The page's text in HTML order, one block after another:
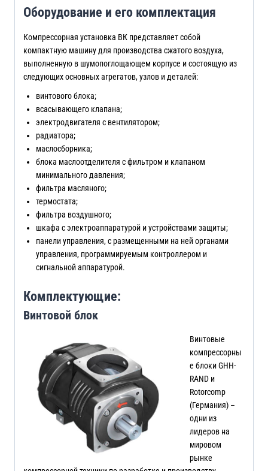
Оборудование и его комплектация
Компрессорная установка ВК представляет собой
компактную машину для производства сжатого воздуха,
выполненную в шумопоглощающем корпусе и состоящую из
следующих основных агрегатов, узлов и деталей:
винтового блока;
всасывающего клапана;
электродвигателя с вентилятором;
радиатора;
маслосборника;
блока маслоотделителя с фильтром и клапаном
минимального давления;
фильтра масляного;
термостата;
фильтра воздушного;
шкафа с электроаппаратурой и устройствами защиты;
панели управления, с размещенными на ней органами
управления, программируемым контроллером и
сигнальной аппаратурой.
Комплектующие:
Винтовой блок
Винтовые
компрессорны
е блоки GHH-
RAND и
Rotorcomp
(Германия) –
одни из
лидеров на
мировом
рынке